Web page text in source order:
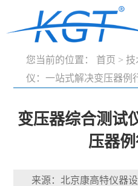
您当前的位置： 首页 > 技
仪：一站式解决变压器例
变压器综合测试
压器
来源：北京康高特仪器